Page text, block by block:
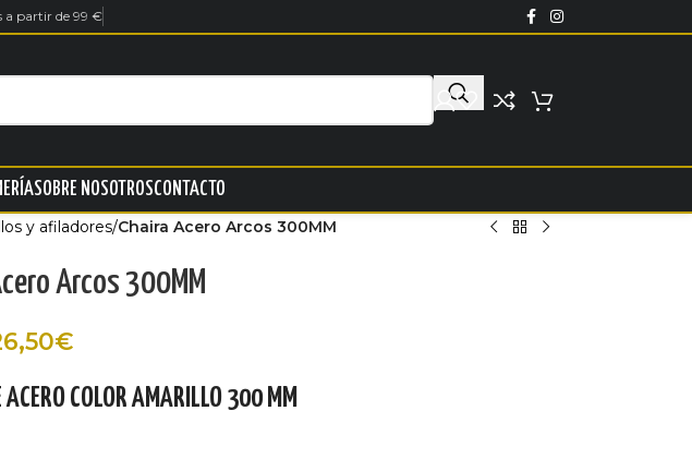
a partir de 99 €
SOBRE NOSOTROSCONTACTO
y afiladores/Chaira Acero Arcos 300MM
Arcos 300MM
€
ACERO COLOR AMARILLO 300 MM